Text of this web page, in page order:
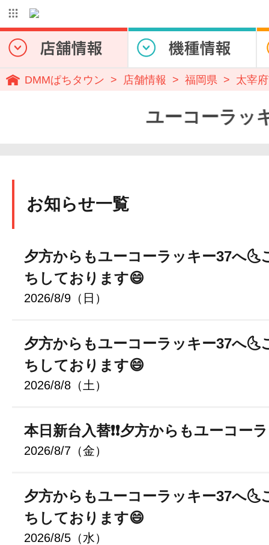
DMMぱちタウン 店舗情報 福岡県 太宰
ユーコーラッキー
お知らせ一覧
夕方からもユーコーラッキー37へ🌜
ちしております😄
2026/8/9（日）
夕方からもユーコーラッキー37へ🌜
ちしております😄
2026/8/8（土）
本日新台入替❗❗夕方からもユーコーラ
2026/8/7（金）
夕方からもユーコーラッキー37へ🌜
ちしております😄
2026/8/5（水）